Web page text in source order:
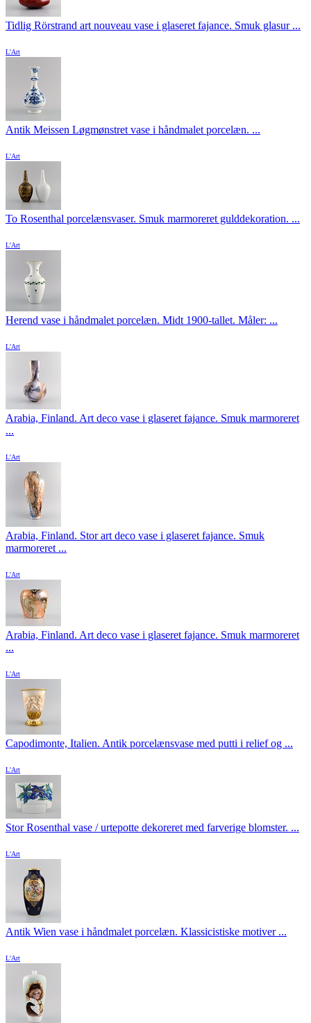
Tidlig Rörstrand art nouveau vase i glaseret fajance. Smuk glasur ...
L'Art
Antik Meissen Løgmønstret vase i håndmalet porcelæn. ...
L'Art
To Rosenthal porcelænsvaser. Smuk marmoreret gulddekoration. ...
L'Art
Herend vase i håndmalet porcelæn. Midt 1900-tallet. Måler: ...
L'Art
Arabia, Finland. Art deco vase i glaseret fajance. Smuk marmoreret
...
L'Art
Arabia, Finland. Stor art deco vase i glaseret fajance. Smuk
marmoreret ...
L'Art
Arabia, Finland. Art deco vase i glaseret fajance. Smuk marmoreret
...
L'Art
Capodimonte, Italien. Antik porcelænsvase med putti i relief og ...
L'Art
Stor Rosenthal vase / urtepotte dekoreret med farverige blomster. ...
L'Art
Antik Wien vase i håndmalet porcelæn. Klassicistiske motiver ...
L'Art